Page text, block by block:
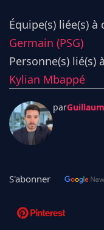
Équipe(s) liée(s)
Germain (PSG)
Personne(s) lié(s)
Kylian Mbappé
par
S'abonner